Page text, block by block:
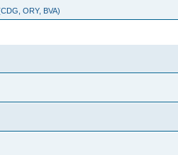
ORY, BVA)